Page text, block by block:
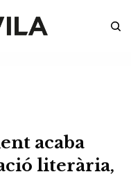
acaba
literària,